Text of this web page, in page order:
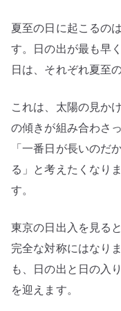
夏至の日に起こるの
す。日の出が最も早
日は、それぞれ夏至
これは、太陽の見か
の傾きが組み合わさ
「一番日が長いのだ
る」と考えたくなり
す。
東京の日出入を見る
完全な対称にはなり
も、日の出と日の入
を迎えます。